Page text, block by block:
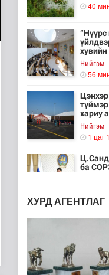
40
Нийгэм
56
Цэнхэр
хариу
Нийгэм
1 цаг
ба
1 цаг
2
ХУРД АГЕНТЛАГ